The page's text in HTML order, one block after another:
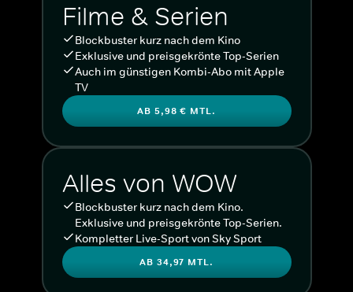
Filme & Serien
Blockbuster kurz nach dem Kino
Exklusive und preisgekrönte Top-Serien
Auch im günstigen Kombi-Abo mit Apple
TV
AB 5,98 € MTL.
Alles von WOW
Blockbuster kurz nach dem Kino.
Exklusive und preisgekrönte Top-Serien.
Kompletter Live-Sport von Sky Sport
AB 34,97 MTL.